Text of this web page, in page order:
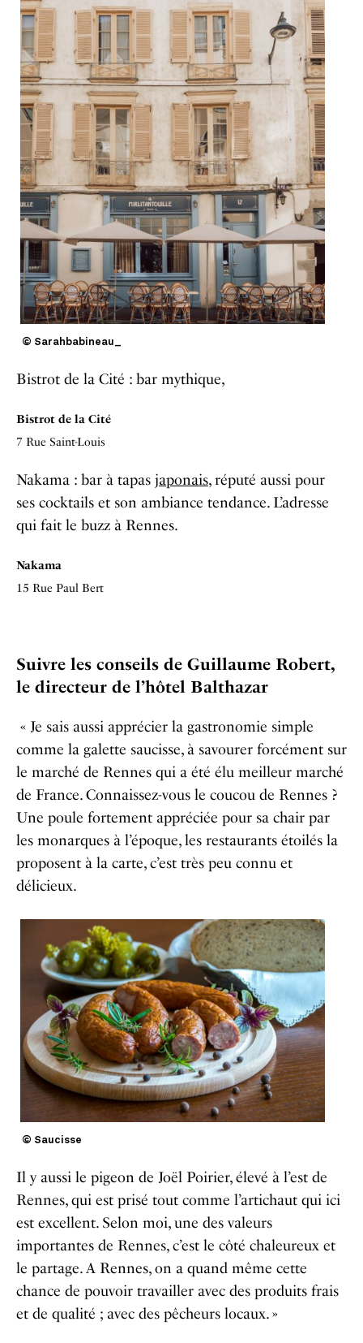
© Sarahbabineau_
Bistrot de la Cité : bar mythique,
Bistrot de la Cité
7 Rue Saint-Louis
Nakama : bar à tapas japonais, réputé aussi pour
ses cocktails et son ambiance tendance. L’adresse
qui fait le buzz à Rennes.
Nakama
15 Rue Paul Bert
Suivre les conseils de Guillaume Robert,
le directeur de l’hôtel Balthazar
« Je sais aussi apprécier la gastronomie simple
comme la galette saucisse, à savourer forcément sur
le marché de Rennes qui a été élu meilleur marché
de France. Connaissez-vous le coucou de Rennes ?
Une poule fortement appréciée pour sa chair par
les monarques à l’époque, les restaurants étoilés la
proposent à la carte, c’est très peu connu et
délicieux.
© Saucisse
Il y aussi le pigeon de Joël Poirier, élevé à l’est de
Rennes, qui est prisé tout comme l’artichaut qui ici
est excellent. Selon moi, une des valeurs
importantes de Rennes, c’est le côté chaleureux et
le partage. A Rennes, on a quand même cette
chance de pouvoir travailler avec des produits frais
et de qualité ; avec des pêcheurs locaux. »